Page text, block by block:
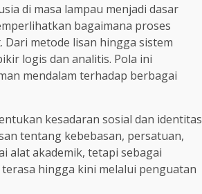
di masa lampau menjadi dasar
bagaimana proses
metode lisan hingga sistem
logis dan analitis. Pola ini
mendalam terhadap berbagai
kesadaran sosial dan identitas
tentang kebebasan, persatuan,
alat akademik, tetapi sebagai
hingga kini melalui penguatan